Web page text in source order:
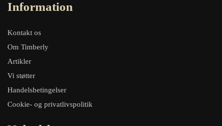
Information
Kontakt os
Om Timberly
Artikler
Vi støtter
Handelsbetingelser
Cookie- og privatlivspolitik